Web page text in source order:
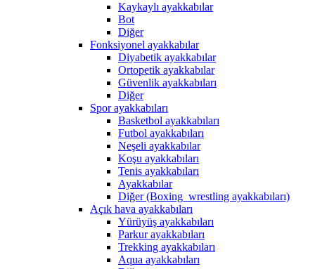
Kaykaylı ayakkabılar
Bot
Diğer
Fonksiyonel ayakkabılar
Diyabetik ayakkabılar
Ortopetik ayakkabılar
Güvenlik ayakkabıları
Diğer
Spor ayakkabıları
Basketbol ayakkabıları
Futbol ayakkabıları
Neşeli ayakkabılar
Koşu ayakkabıları
Tenis ayakkabıları
Ayakkabılar
Diğer (Boxing_wrestling ayakkabıları)
Açık hava ayakkabıları
Yürüyüş ayakkabıları
Parkur ayakkabıları
Trekking ayakkabıları
Aqua ayakkabıları